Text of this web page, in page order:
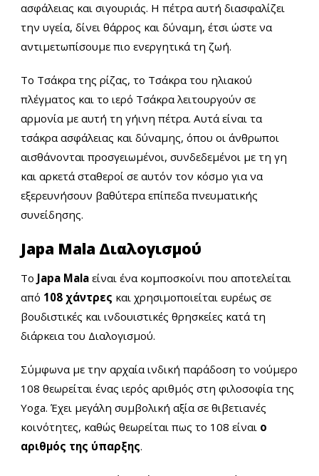
ασφάλειας και σιγουριάς. Η πέτρα αυτή διασφαλίζει
την υγεία, δίνει θάρρος και δύναμη, έτσι ώστε να
αντιμετωπίσουμε πιο ενεργητικά τη ζωή.
Το Tσάκρα της ρίζας, το Tσάκρα του ηλιακού
πλέγματος και το ιερό Tσάκρα λειτουργούν σε
αρμονία με αυτή τη γήινη πέτρα. Αυτά είναι τα
τσάκρα ασφάλειας και δύναμης, όπου οι άνθρωποι
αισθάνονται προσγειωμένοι, συνδεδεμένοι με τη γη
και αρκετά σταθεροί σε αυτόν τον κόσμο για να
εξερευνήσουν βαθύτερα επίπεδα πνευματικής
συνείδησης.
Japa Mala Διαλογισμού
Το Japa Mala είναι ένα κομποσκοίνι που αποτελείται
από 108 χάντρες και χρησιμοποιείται ευρέως σε
βουδιστικές και ινδουιστικές θρησκείες κατά τη
διάρκεια του Διαλογισμού.
Σύμφωνα με την αρχαία ινδική παράδοση το νούμερο
108 θεωρείται ένας ιερός αριθμός στη φιλοσοφία της
Yoga. Έχει μεγάλη συμβολική αξία σε θιβετιανές
κοινότητες, καθώς θεωρείται πως το 108 είναι ο
αριθμός της ύπαρξης.